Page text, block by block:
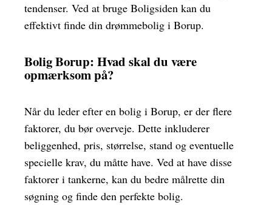
tendenser. Ved at bruge Boligsiden kan du
effektivt finde din drømmebolig i Borup.
Bolig Borup: Hvad skal du være
opmærksom på?
Når du leder efter en bolig i Borup, er der flere
faktorer, du bør overveje. Dette inkluderer
beliggenhed, pris, størrelse, stand og eventuelle
specielle krav, du måtte have. Ved at have disse
faktorer i tankerne, kan du bedre målrette din
søgning og finde den perfekte bolig.